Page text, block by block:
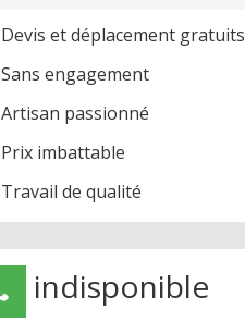
Devis et déplacement gratuits
Sans engagement
Artisan passionné
Prix imbattable
Travail de qualité
indisponible